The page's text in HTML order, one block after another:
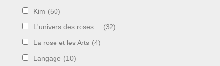
Kim (50)
L'univers des roses… (32)
La rose et les Arts (4)
Langage (10)